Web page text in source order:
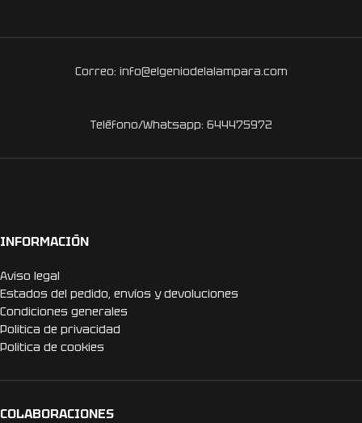
Correo: info@elgeniodelalampara.com
Teléfono/Whatsapp: 644475972
INFORMACIÓN
Aviso legal
Estados del pedido, envíos y devoluciones
Condiciones generales
Politica de privacidad
Politica de cookies
COLABORACIONES